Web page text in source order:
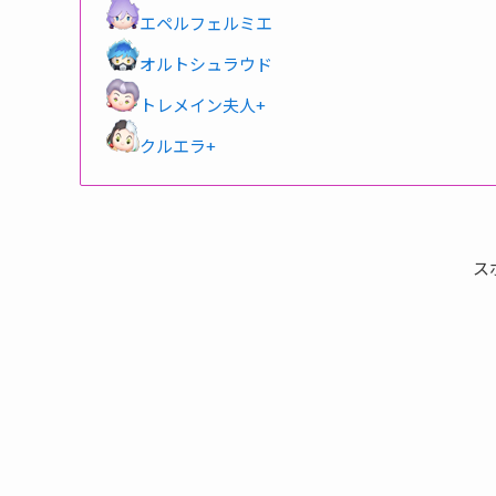
エペルフェルミエ
オルトシュラウド
トレメイン夫人+
クルエラ+
ス